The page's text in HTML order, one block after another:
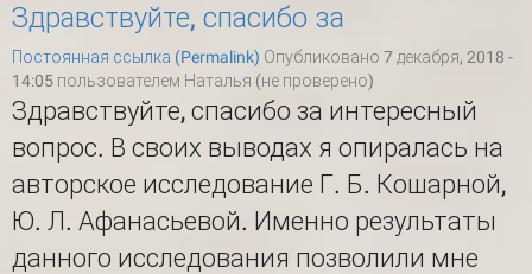
Здравствуйте, спасибо за
Постоянная ссылка (Permalink) Опубликовано 7 декабря, 2018 -
14:05 пользователем Наталья (не проверено)
Здравствуйте, спасибо за интересный
вопрос. В своих выводах я опиралась на
авторское исследование Г. Б. Кошарной,
Ю. Л. Афанасьевой. Именно результаты
данного исследования позволили мне